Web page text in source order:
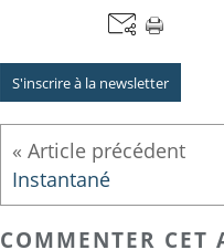
S'inscrire à la newsletter
Instantané
COMMENTER CET